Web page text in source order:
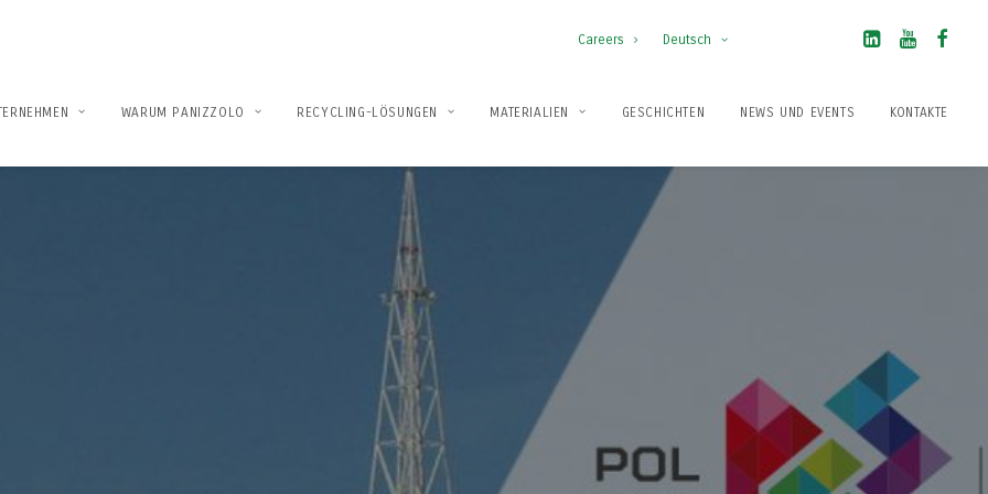
Careers Deutsch
WARUM PANIZZOLO RECYCLING-LÖSUNGEN MATERIALIEN GESCHICHTEN NEWS UND EVENTS KONTAKTE